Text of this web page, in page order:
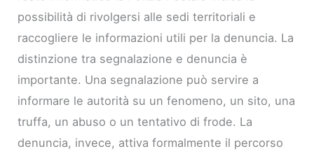
possibilità di rivolgersi alle sedi territoriali e
raccogliere le informazioni utili per la denuncia. La
distinzione tra segnalazione e denuncia è
importante. Una segnalazione può servire a
informare le autorità su un fenomeno, un sito, una
truffa, un abuso o un tentativo di frode. La
denuncia, invece, attiva formalmente il percorso